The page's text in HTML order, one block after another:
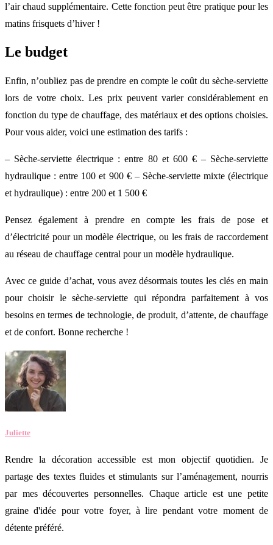
l’air chaud supplémentaire. Cette fonction peut être pratique pour les
matins frisquets d’hiver !
Le budget
Enfin, n’oubliez pas de prendre en compte le coût du sèche-serviette
lors de votre choix. Les prix peuvent varier considérablement en
fonction du type de chauffage, des matériaux et des options choisies.
Pour vous aider, voici une estimation des tarifs :
– Sèche-serviette électrique : entre 80 et 600 € – Sèche-serviette
hydraulique : entre 100 et 900 € – Sèche-serviette mixte (électrique
et hydraulique) : entre 200 et 1 500 €
Pensez également à prendre en compte les frais de pose et
d’électricité pour un modèle électrique, ou les frais de raccordement
au réseau de chauffage central pour un modèle hydraulique.
Avec ce guide d’achat, vous avez désormais toutes les clés en main
pour choisir le sèche-serviette qui répondra parfaitement à vos
besoins en termes de technologie, de produit, d’attente, de chauffage
et de confort. Bonne recherche !
Juliette
Rendre la décoration accessible est mon objectif quotidien. Je
partage des textes fluides et stimulants sur l’aménagement, nourris
par mes découvertes personnelles. Chaque article est une petite
graine d'idée pour votre foyer, à lire pendant votre moment de
détente préféré.